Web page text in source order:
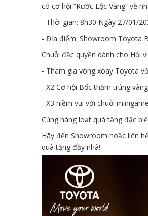
có cơ hội “Rước Lộc Vàng” về
- Thời gian: 8h30 Ngày 27/01/
- Địa điểm: Showroom Toyota
Chuỗi đặc quyền dành cho Hội
- Tham gia vòng xoay Toyota
- X2 Cơ hội Bốc thăm trúng
- X3 niềm vui với chuỗi
Cùng hàng loạt quà tặng đặc
Hãy đến Showroom hoặc liên
quà tặng đầy nhà!